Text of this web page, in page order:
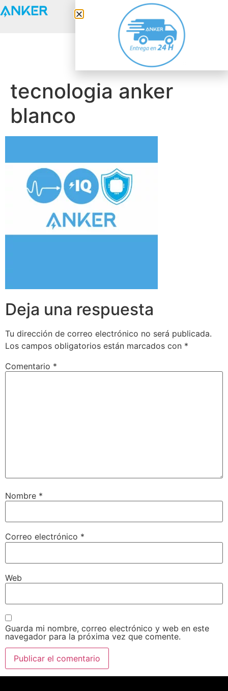
tecnologia anker
blanco
Deja una respuesta
Tu dirección de correo electrónico no será publicada.
Los campos obligatorios están marcados con *
Comentario *
Nombre *
Correo electrónico *
Web
Guarda mi nombre, correo electrónico y web en este
navegador para la próxima vez que comente.